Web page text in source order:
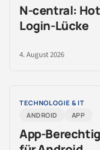
N-central:
Login-Lücke
4. August 2026
TECHNOLOGIE & IT
ANDROID
APP
App-